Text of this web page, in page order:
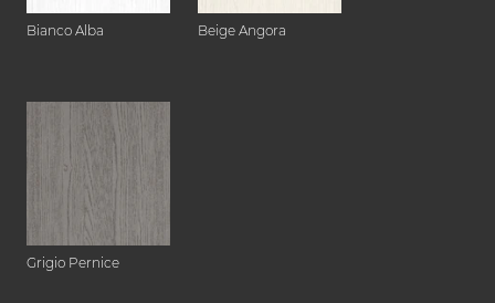
Bianco Alba Beige Angora
Grigio Pernice